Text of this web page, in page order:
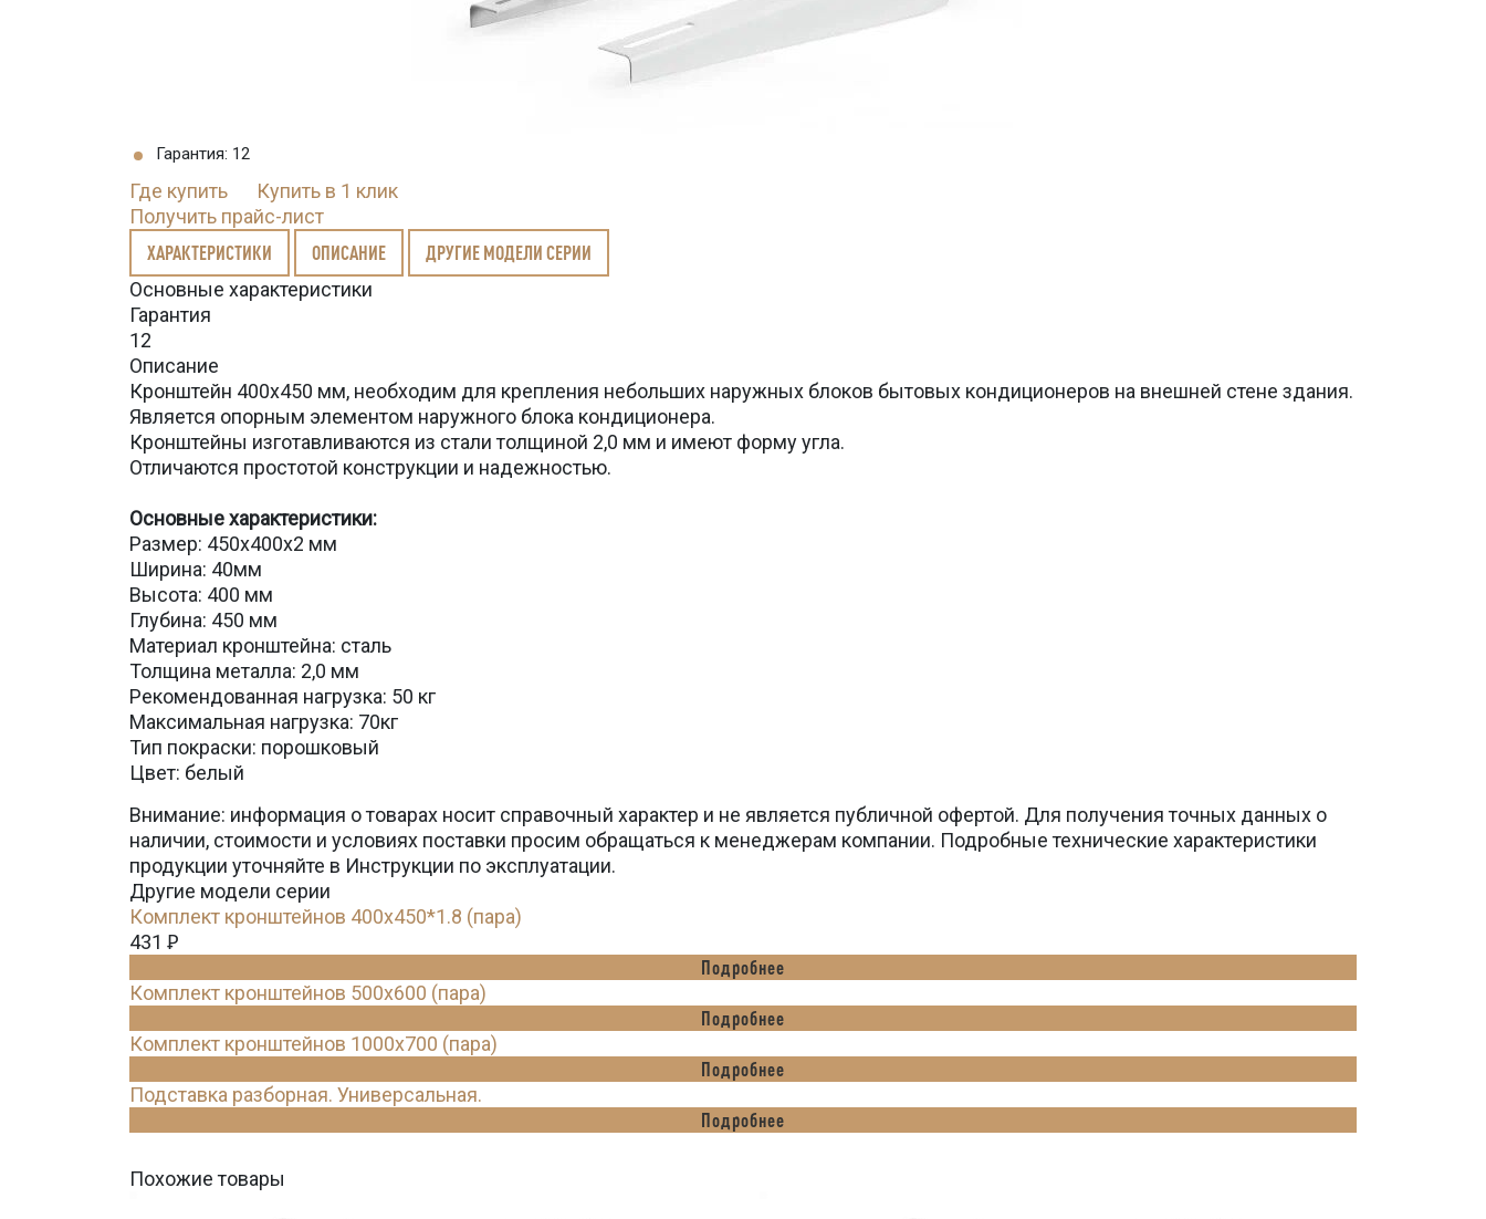
Гарантия: 12
Где купить
Купить в 1 клик
Получить прайс-лист
ХАРАКТЕРИСТИКИ ОПИСАНИЕ ДРУГИЕ МОДЕЛИ СЕРИИ
Основные характеристики
Гарантия
12
Описание
Кронштейн 400х450 мм, необходим для крепления небольших наружных блоков бытовых кондиционеров на внешней стене здания.
Является опорным элементом наружного блока кондиционера.
Кронштейны изготавливаются из стали толщиной 2,0 мм и имеют форму угла.
Отличаются простотой конструкции и надежностью.
Основные характеристики:
Размер: 450х400х2 мм
Ширина: 40мм
Высота: 400 мм
Глубина: 450 мм
Материал кронштейна: сталь
Толщина металла: 2,0 мм
Рекомендованная нагрузка: 50 кг
Максимальная нагрузка: 70кг
Тип покраски: порошковый
Цвет: белый
Внимание: информация о товарах носит справочный характер и не является публичной офертой. Для получения точных данных о
наличии, стоимости и условиях поставки просим обращаться к менеджерам компании. Подробные технические характеристики
продукции уточняйте в Инструкции по эксплуатации.
Другие модели серии
Комплект кронштейнов 400х450*1.8 (пара)
431 Ꝑ
Подробнее
Комплект кронштейнов 500х600 (пара)
Подробнее
Комплект кронштейнов 1000х700 (пара)
Подробнее
Подставка разборная. Универсальная.
Подробнее
Похожие товары